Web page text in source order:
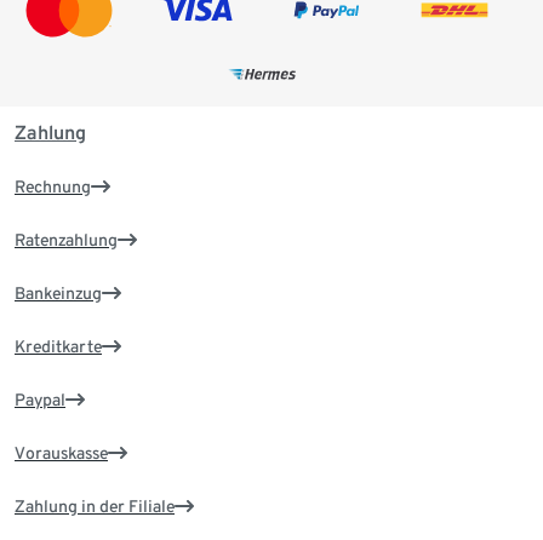
Zahlung
Rechnung
Ratenzahlung
Bankeinzug
Kreditkarte
Paypal
Vorauskasse
Zahlung in der Filiale